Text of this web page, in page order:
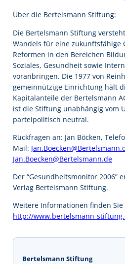
Über die Bertelsmann Stiftung:
Die Bertelsmann Stiftung
Wandels für eine zukunftsfähige
Reformen in den Bereichen
Soziales, Gesundheit sowie
voranbringen. Die 1977 von
gemeinnützige Einrichtung hält
Kapitalanteile der Bertelsmann
ist die Stiftung unabhängig vom
parteipolitisch neutral.
Rückfragen an: Jan Böcken,
Mail:
Jan.Boecken@Bertelsmann.de
Der “Gesundheitsmonitor 2006”
Verlag Bertelsmann Stiftung.
Weitere Informationen finden
http://www.bertelsmann-
Bertelsmann Stiftung